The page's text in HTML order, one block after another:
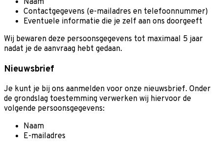
Naam
Contactgegevens (e-mailadres en telefoonnummer)
Eventuele informatie die je zelf aan ons doorgeeft
Wij bewaren deze persoonsgegevens tot maximaal 5 jaar
nadat je de aanvraag hebt gedaan.
Nieuwsbrief
Je kunt je bij ons aanmelden voor onze nieuwsbrief. Onder
de grondslag toestemming verwerken wij hiervoor de
volgende persoonsgegevens:
Naam
E-mailadres